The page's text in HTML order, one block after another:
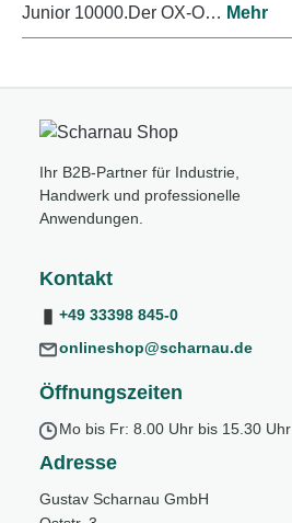
Junior 10000.Der OX-O… Mehr
Ihr B2B-Partner für Industrie,
Handwerk und professionelle
Anwendungen.
Kontakt
+49 33398 845-0
onlineshop@scharnau.de
Öffnungszeiten
Mo bis Fr: 8.00 Uhr bis 15.30 Uhr
Adresse
Gustav Scharnau GmbH